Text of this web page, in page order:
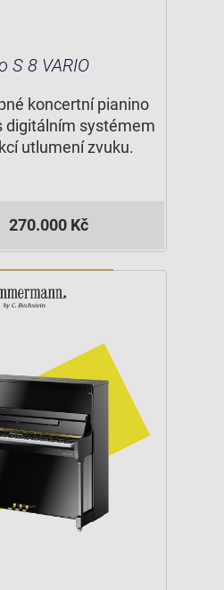
S 8 VARIO
koncertní pianino
digitálním systémem
utlumení zvuku.
270.000 Kč